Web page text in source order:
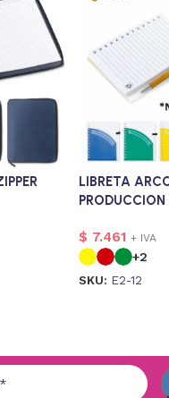
LIBRETA
$ 7.461 + IVA
+2
SKU: E2-12